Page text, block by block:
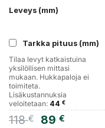
Leveys (mm)
Tarkka pituus (mm)
Tilaa levyt katkaistuina
yksilöllisen mittasi
mukaan. Hukkapaloja ei
toimiteta.
Lisäkustannuksia
veloitetaan: 44 €
118€ 89 €